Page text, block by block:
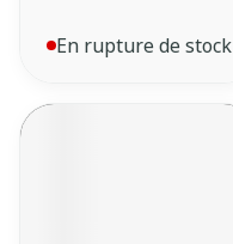
En rupture de stock